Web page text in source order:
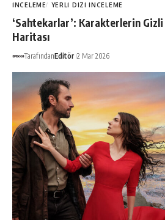
İNCELEME YERLI DIZI İNCELEME
‘Sahtekarlar’: Karakterlerin Gizli
Haritası
TarafındanEditör 2 Mar 2026